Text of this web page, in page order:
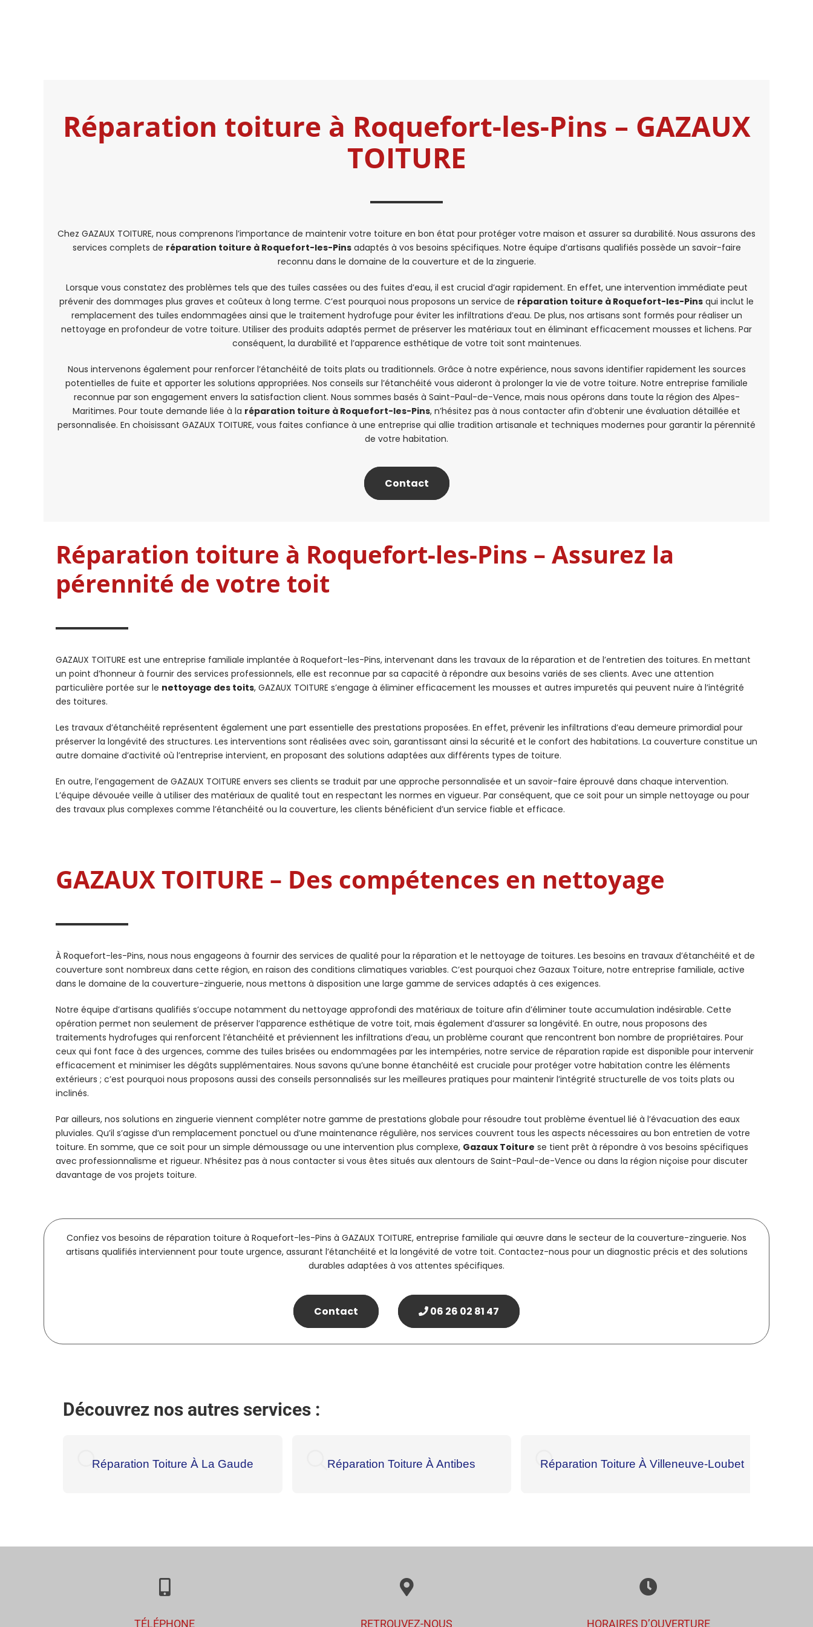
Réparation toiture à Roquefort-les-Pins – GAZAUX
TOITURE
Chez GAZAUX TOITURE, nous comprenons l’importance de maintenir votre toiture en bon état pour protéger votre maison et assurer sa durabilité. Nous assurons des
services complets de réparation toiture à Roquefort-les-Pinsadaptés à vos besoins spécifiques. Notre équipe d’artisans qualifiés possède un savoir-faire
reconnu dans le domaine de la couverture et de la zinguerie.
Lorsque vous constatez des problèmes tels que des tuiles cassées ou des fuites d’eau, il est crucial d’agir rapidement. En effet, une intervention immédiate peut
prévenir des dommages plus graves et coûteux à long terme. C’est pourquoi nous proposons un service de réparation toiture à Roquefort-les-Pins qui inclut le
remplacement des tuiles endommagées ainsi que le traitement hydrofuge pour éviter les infiltrations d’eau. De plus, nos artisans sont formés pour réaliser un
nettoyage en profondeur de votre toiture. Utiliser des produits adaptés permet de préserver les matériaux tout en éliminant efficacement mousses et lichens. Par
conséquent, la durabilité et l’apparence esthétique de votre toit sont maintenues.
Nous intervenons également pour renforcer l’étanchéité de toits plats ou traditionnels. Grâce à notre expérience, nous savons identifier rapidement les sources
potentielles de fuite et apporter les solutions appropriées. Nos conseils sur l’étanchéité vous aideront à prolonger la vie de votre toiture. Notre entreprise familiale
reconnue par son engagement envers la satisfaction client. Nous sommes basés à Saint-Paul-de-Vence, mais nous opérons dans toute la région des Alpes-
Maritimes. Pour toute demande liée à la réparation toiture à Roquefort-les-Pins, n’hésitez pas à nous contacter afin d’obtenir une évaluation détaillée et
personnalisée. En choisissant GAZAUX TOITURE, vous faites confiance à une entreprise qui allie tradition artisanale et techniques modernes pour garantir la pérennité
de votre habitation.
Contact
Réparation toiture à Roquefort-les-Pins – Assurez la
pérennité de votre toit
GAZAUX TOITURE est une entreprise familiale implantée à Roquefort-les-Pins, intervenant dans les travaux de la réparation et de l’entretien des toitures. En mettant
un point d’honneur à fournir des services professionnels, elle est reconnue par sa capacité à répondre aux besoins variés de ses clients. Avec une attention
particulière portée sur le nettoyage des toits, GAZAUX TOITURE s’engage à éliminer efficacement les mousses et autres impuretés qui peuvent nuire à l’intégrité
des toitures.
Les travaux d’étanchéité représentent également une part essentielle des prestations proposées. En effet, prévenir les infiltrations d’eau demeure primordial pour
préserver la longévité des structures. Les interventions sont réalisées avec soin, garantissant ainsi la sécurité et le confort des habitations. La couverture constitue un
autre domaine d’activité où l’entreprise intervient, en proposant des solutions adaptées aux différents types de toiture.
En outre, l’engagement de GAZAUX TOITURE envers ses clients se traduit par une approche personnalisée et un savoir-faire éprouvé dans chaque intervention.
L’équipe dévouée veille à utiliser des matériaux de qualité tout en respectant les normes en vigueur. Par conséquent, que ce soit pour un simple nettoyage ou pour
des travaux plus complexes comme l’étanchéité ou la couverture, les clients bénéficient d’un service fiable et efficace.
GAZAUX TOITURE – Des compétences en nettoyage
À Roquefort-les-Pins, nous nous engageons à fournir des services de qualité pour la réparation et le nettoyage de toitures. Les besoins en travaux d’étanchéité et de
couverture sont nombreux dans cette région, en raison des conditions climatiques variables. C’est pourquoi chez Gazaux Toiture, notre entreprise familiale, active
dans le domaine de la couverture-zinguerie, nous mettons à disposition une large gamme de services adaptés à ces exigences.
Notre équipe d’artisans qualifiés s’occupe notamment du nettoyage approfondi des matériaux de toiture afin d’éliminer toute accumulation indésirable. Cette
opération permet non seulement de préserver l’apparence esthétique de votre toit, mais également d’assurer sa longévité. En outre, nous proposons des
traitements hydrofuges qui renforcent l’étanchéité et préviennent les infiltrations d’eau, un problème courant que rencontrent bon nombre de propriétaires. Pour
ceux qui font face à des urgences, comme des tuiles brisées ou endommagées par les intempéries, notre service de réparation rapide est disponible pour intervenir
efficacement et minimiser les dégâts supplémentaires. Nous savons qu’une bonne étanchéité est cruciale pour protéger votre habitation contre les éléments
extérieurs ; c’est pourquoi nous proposons aussi des conseils personnalisés sur les meilleures pratiques pour maintenir l’intégrité structurelle de vos toits plats ou
inclinés.
Par ailleurs, nos solutions en zinguerie viennent compléter notre gamme de prestations globale pour résoudre tout problème éventuel lié à l’évacuation des eaux
pluviales. Qu’il s’agisse d’un remplacement ponctuel ou d’une maintenance régulière, nos services couvrent tous les aspects nécessaires au bon entretien de votre
toiture. En somme, que ce soit pour un simple démoussage ou une intervention plus complexe, Gazaux Toiture se tient prêt à répondre à vos besoins spécifiques
avec professionnalisme et rigueur. N’hésitez pas à nous contacter si vous êtes situés aux alentours de Saint-Paul-de-Vence ou dans la région niçoise pour discuter
davantage de vos projets toiture.
Confiez vos besoins de réparation toiture à Roquefort-les-Pins à GAZAUX TOITURE, entreprise familiale qui œuvre dans le secteur de la couverture-zinguerie. Nos
artisans qualifiés interviennent pour toute urgence, assurant l’étanchéité et la longévité de votre toit. Contactez-nous pour un diagnostic précis et des solutions
durables adaptées à vos attentes spécifiques.
Contact 06 26 02 81 47
Découvrez nos autres services :
Réparation Toiture À La Gaude Réparation Toiture À Antibes Réparation Toiture À Villeneuve-Loubet
TÉLÉPHONE RETROUVEZ-NOUS HORAIRES D’OUVERTURE